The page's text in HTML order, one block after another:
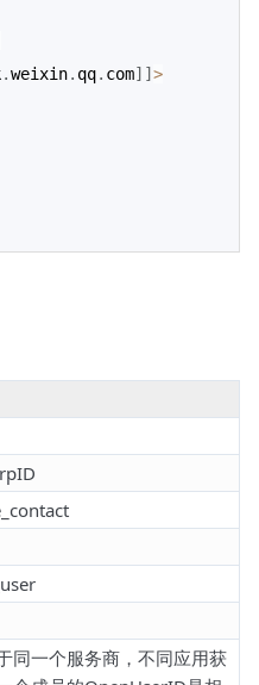
.weixin. qq. com] ] >
同一个服务商，不同应用获